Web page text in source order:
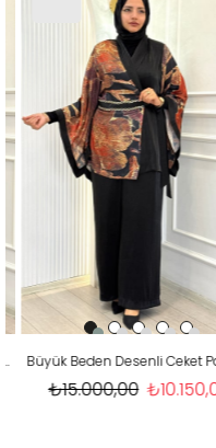
₺10.150,00
₺15.000,00